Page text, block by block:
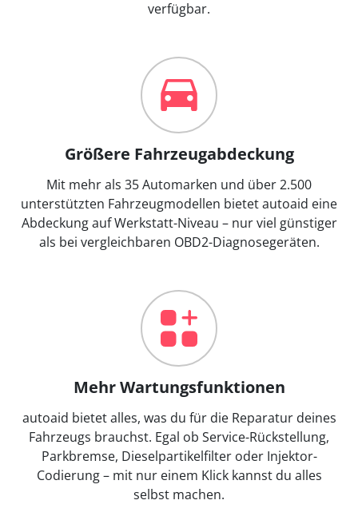
verfügbar.
Größere Fahrzeugabdeckung
Mit mehr als 35 Automarken und über 2.500
unterstützten Fahrzeugmodellen bietet autoaid eine
Abdeckung auf Werkstatt-Niveau – nur viel günstiger
als bei vergleichbaren OBD2-Diagnosegeräten.
Mehr Wartungsfunktionen
autoaid bietet alles, was du für die Reparatur deines
Fahrzeugs brauchst. Egal ob Service-Rückstellung,
Parkbremse, Dieselpartikelfilter oder Injektor-
Codierung – mit nur einem Klick kannst du alles
selbst machen.